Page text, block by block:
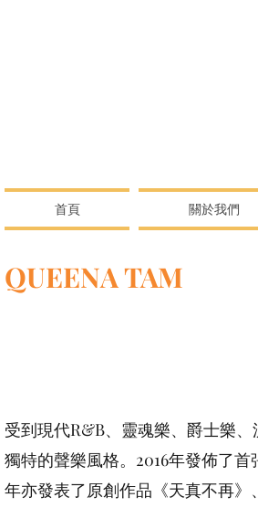
首頁 關於我們
發表了原創作品《天真不再》、《
於澳⾨的各種⾳樂活動，並持續
QUEENA TAM
受到現代R&B、靈魂樂、爵⼠樂
獨特的聲樂風格。2016年發佈了
年亦發表了原創作品《天真不再